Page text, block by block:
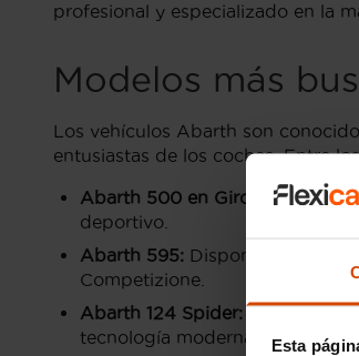
Esta
profesional y especializado en la
Modelos más
Los vehículos Abarth son
entusiastas de los coches. Entre
Abarth 500 en Girona:Este
deportivo.
Abarth 595: Disponible en
Competizione.
Abarth 124 Spider: Para los
tecnología moderna.